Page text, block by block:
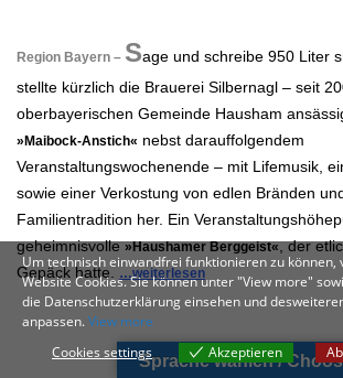
Region Bayern – Sage und schreibe 950 Liter
stellte kürzlich die Brauerei Silbernagl – seit
oberbayerischen Gemeinde Hausham
»Maibock-Anstich« nebst darauffolgendem
Veranstaltungswochenende – mit Lifemusik,
sowie einer Verkostung von edlen Bränden
Familientradition her. Ein
geheimnisvolle»Haushamer Berggeist«, der
Gepäck hatte.…weiterlesen
.
Um technisch einwandfrei funktionieren zu können,
Website Cookies. Sie können unter "View more"
die Datenschutzerklärung einsehen und
anpassen.View more
Cookies settings
Akzeptieren
Sprache wählen /